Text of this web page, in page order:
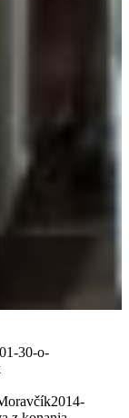
30-o-
2014-